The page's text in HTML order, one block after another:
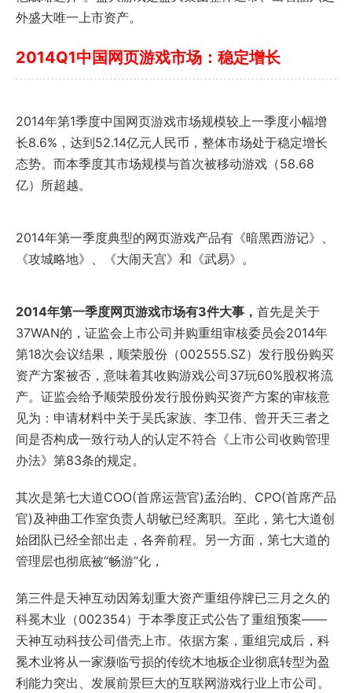
外盛大唯一上市资产。
2014Q1中国网页游戏市场：稳定增长
2014年第1季度中国网页游戏市场规模较上一季度小幅增
长8.6%，达到52.14亿元人民币，整体市场处于稳定增长
态势。而本季度其市场规模与首次被移动游戏（58.68
亿）所超越。
2014年第一季度典型的网页游戏产品有《暗黑西游记》、
《攻城略地》、《大闹天宫》和《武易》。
2014年第一季度网页游戏市场有3件大事， 首先是关于
37WAN的，证监会上市公司并购重组审核委员会2014年
第18次会议结果，顺荣股份（002555.SZ）发行股份购买
资产方案被否，意味着其收购游戏公司37玩60%股权将流
产。证监会给予顺荣股份发行股份购买资产方案的审核意
见为：申请材料中关于吴氏家族、李卫伟、曾开天三者之
间是否构成一致行动人的认定不符合《上市公司收购管理
办法》第83条的规定。
其次是第七大道COO(首席运营官)孟治昀、CPO(首席产品
官)及神曲工作室负责人胡敏已经离职。至此，第七大道创
始团队已经全部出走，各奔前程。另一方面，第七大道的
管理层也彻底被“畅游”化，
第三件是天神互动因筹划重大资产重组停牌已三月之久的
科冕木业（002354）于本季度正式公告了重组预案——
天神互动科技公司借壳上市。依据方案，重组完成后，科
冕木业将从一家濒临亏损的传统木地板企业彻底转型为盈
利能力突出、发展前景巨大的互联网游戏行业上市公司。